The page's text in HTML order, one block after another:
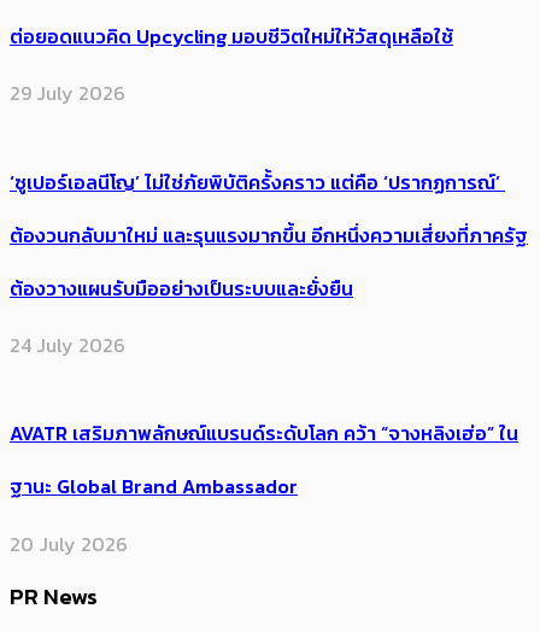
ต่อยอดแนวคิด Upcycling มอบชีวิตใหม่ให้วัสดุเหลือใช้
29 July 2026
‘ซูเปอร์เอลนีโญ’ ไม่ใช่ภัยพิบัติครั้งคราว แต่คือ ‘ปรากฏการณ์’ ​
ต้อง​วนกลับมาใหม่ และรุนแรงมากขึ้น อีกหนึ่งความเสี่ยงที่ภาครัฐ
ต้องวางแผนรับมืออย่างเป็นระบบและยั่งยืน
24 July 2026
AVATR เสริมภาพลักษณ์แบรนด์ระดับโลก คว้า “จางหลิงเฮ่อ” ใน
ฐานะ Global Brand Ambassador
20 July 2026
PR News